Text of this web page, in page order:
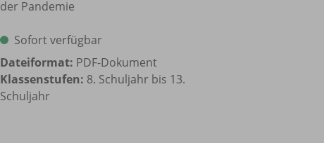
der Pandemie
Sofort verfügbar
Dateiformat: PDF-Dokument
Klassenstufen: 8. Schuljahr bis 13.
Schuljahr